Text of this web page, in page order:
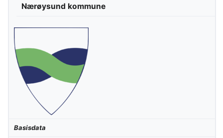
Nærøysund kommune
Basisdata